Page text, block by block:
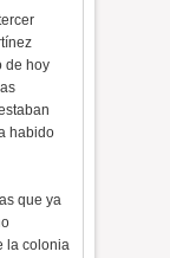
de hoy
habido
que ya
la colonia